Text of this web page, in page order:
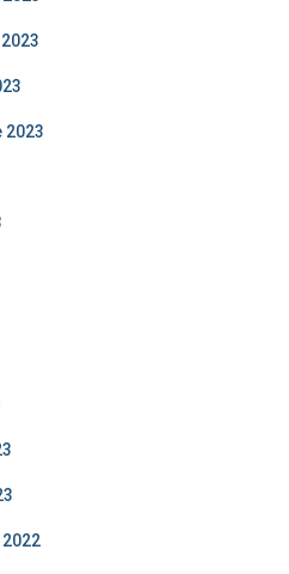
2023